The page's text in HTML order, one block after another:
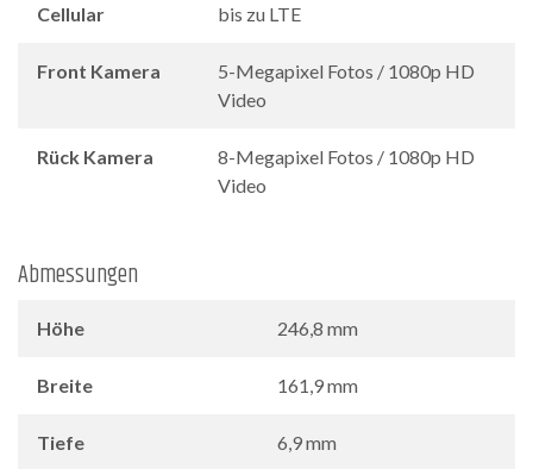
Cellular bis zu LTE
Front Kamera
5-Megapixel Fotos / 1080p HD
Video
Rück Kamera
8-Megapixel Fotos / 1080p HD
Video
Abmessungen
Höhe 246,8 mm
Breite 161,9 mm
Tiefe 6,9 mm